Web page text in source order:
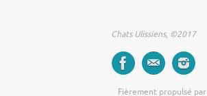
Chats Ulissiens, ©2017
Fièrement propulsé par